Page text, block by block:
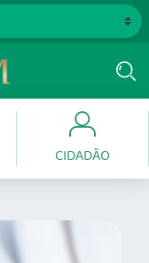
CIDADÃO